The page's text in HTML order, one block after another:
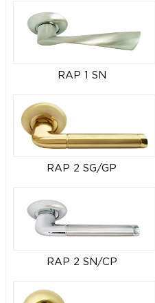
RAP 1 SN
RAP 2 SG/GP
RAP 2 SN/CP